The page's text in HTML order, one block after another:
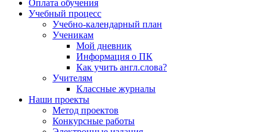
Оплата обучения
Учебный процесс
Учебно-календарный план
Ученикам
Мой дневник
Информация о ПК
Как учить англ.слова?
Учителям
Классные журналы
Наши проекты
Метод проектов
Конкурсные работы